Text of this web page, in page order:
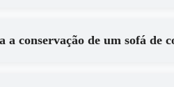
a conservação de um sofá de